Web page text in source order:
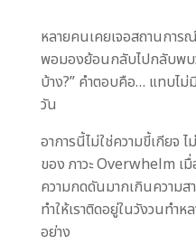
หลายคนเคยเจอสถานกา
พอมองย้อนกลับไปกลับพบว่
บ้าง?” คำตอบคือ… แทบไม่
วัน
อาการนี้ไม่ใช่ความขี้เกียจ
ของ ภาวะ Overwhelm เ
ความกดดันมากเกินความส
ทำให้เราติดอยู่ในวังวนทำ
อย่าง